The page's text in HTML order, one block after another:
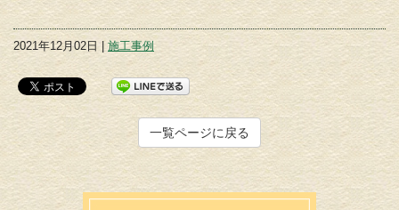
2021年12月02日 | 施工事例
一覧ページに戻る